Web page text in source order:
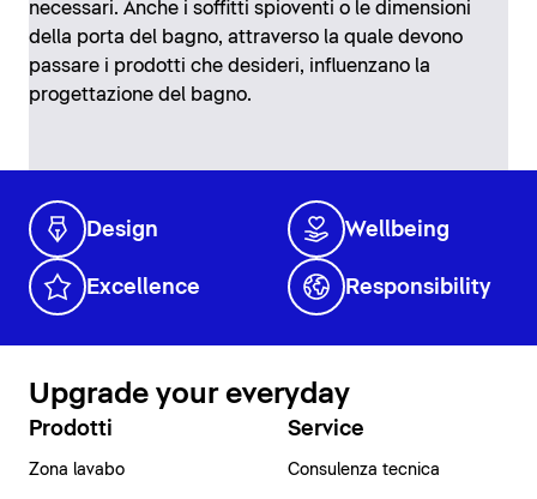
necessari. Anche i soffitti spioventi o le dimensioni
della porta del bagno, attraverso la quale devono
passare i prodotti che desideri, influenzano la
progettazione del bagno.
Design Wellbeing
Excellence Responsibility
Upgrade your everyday
Prodotti
Zona lavabo
Service
Consulenza tecnica